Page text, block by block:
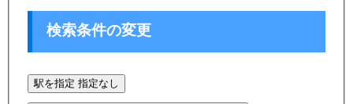
検索条件の変更
駅を指定 指定なし